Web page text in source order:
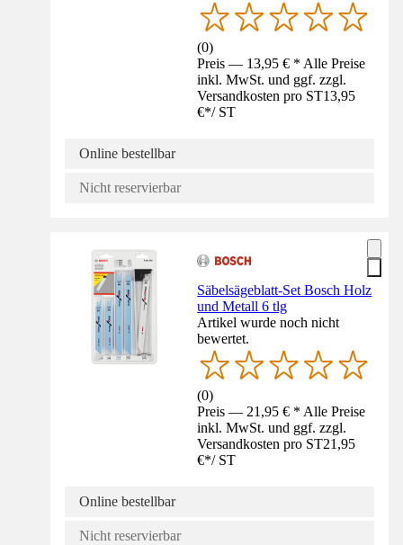
(0)
Preis — 13,95 € * Alle Preise
inkl. MwSt. und ggf. zzgl.
Versandkosten pro ST13,95
€*/ ST
Online bestellbar
Nicht reservierbar
Säbelsägeblatt-Set Bosch Holz
und Metall 6 tlg
Artikel wurde noch nicht
bewertet.
(0)
Preis — 21,95 € * Alle Preise
inkl. MwSt. und ggf. zzgl.
Versandkosten pro ST21,95
€*/ ST
Online bestellbar
Nicht reservierbar